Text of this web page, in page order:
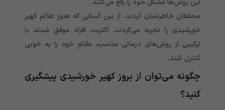
این روش‌ها مشکل خود را رفع می‌کنند.
محققان خاطرنشان کردند، از بین کسانی که هنوز علائم کهیر
خورشیدی را تجربه می‌کردند، اکثریت افراد موفق شدند با
ترکیبی از روش‌های درمانی مناسب، علائم خود را به خوبی
کنترل کنند.
چگونه می‌توان از بروز کهیر خورشیدی پیشگیری
کنید؟